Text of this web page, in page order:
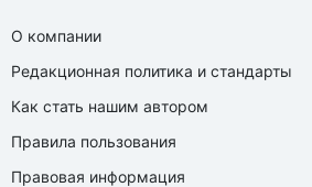
О компании
Редакционная политика и стандарты
Как стать нашим автором
Правила пользования
Правовая информация